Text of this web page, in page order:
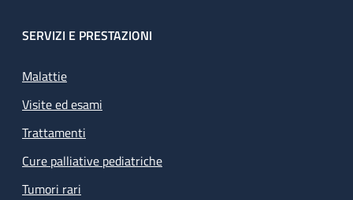
SERVIZI E PRESTAZIONI
Malattie
Visite ed esami
Trattamenti
Cure palliative pediatriche
Tumori rari